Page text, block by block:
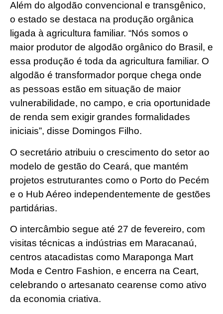
Além do algodão convencional e transgênico,
o estado se destaca na produção orgânica
ligada à agricultura familiar. “Nós somos o
maior produtor de algodão orgânico do Brasil, e
essa produção é toda da agricultura familiar. O
algodão é transformador porque chega onde
as pessoas estão em situação de maior
vulnerabilidade, no campo, e cria oportunidade
de renda sem exigir grandes formalidades
iniciais”, disse Domingos Filho.
O secretário atribuiu o crescimento do setor ao
modelo de gestão do Ceará, que mantém
projetos estruturantes como o Porto do Pecém
e o Hub Aéreo independentemente de gestões
partidárias.
O intercâmbio segue até 27 de fevereiro, com
visitas técnicas a indústrias em Maracanaú,
centros atacadistas como Maraponga Mart
Moda e Centro Fashion, e encerra na Ceart,
celebrando o artesanato cearense como ativo
da economia criativa.